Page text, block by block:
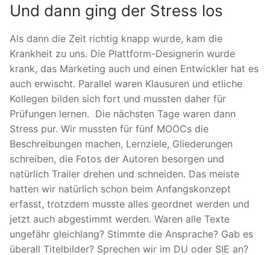
Und dann ging der Stress los
Als dann die Zeit richtig knapp wurde, kam die
Krankheit zu uns. Die Plattform-Designerin wurde
krank, das Marketing auch und einen Entwickler hat es
auch erwischt. Parallel waren Klausuren und etliche
Kollegen bilden sich fort und mussten daher für
Prüfungen lernen. Die nächsten Tage waren dann
Stress pur. Wir mussten für fünf MOOCs die
Beschreibungen machen, Lernziele, Gliederungen
schreiben, die Fotos der Autoren besorgen und
natürlich Trailer drehen und schneiden. Das meiste
hatten wir natürlich schon beim Anfangskonzept
erfasst, trotzdem musste alles geordnet werden und
jetzt auch abgestimmt werden. Waren alle Texte
ungefähr gleichlang? Stimmte die Ansprache? Gab es
überall Titelbilder? Sprechen wir im DU oder SIE an?